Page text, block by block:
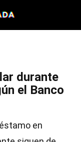
durante
el Banco
en